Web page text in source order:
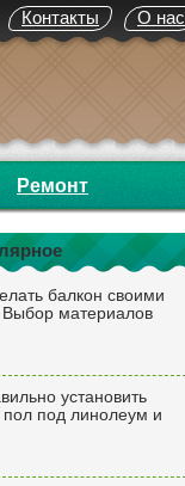
О нас
Контакты
Ремонт
балкон своими
Выбор материалов
установить
под линолеум и